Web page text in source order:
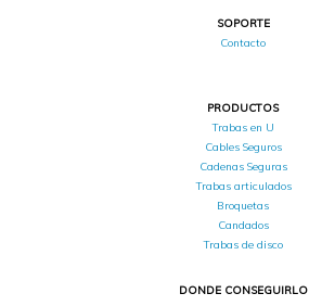
SOPORTE
Contacto
PRODUCTOS
Trabas en U
Cables Seguros
Cadenas Seguras
Trabas articulados
Broquetas
Candados
Trabas de disco
DONDE CONSEGUIRLO